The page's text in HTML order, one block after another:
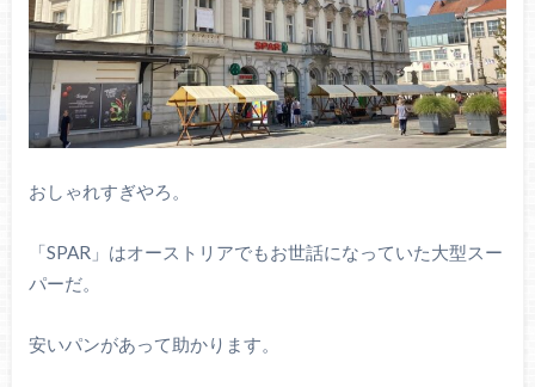
おしゃれすぎやろ。
「SPAR」はオーストリアでもお世話になっていた大型スー
パーだ。
安いパンがあって助かります。